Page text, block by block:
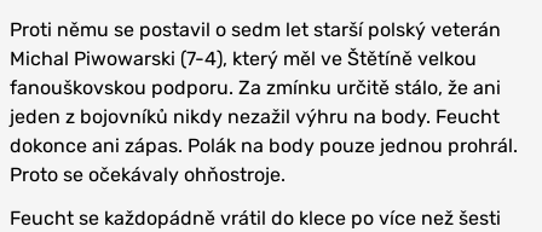
Proti němu se postavil o sedm let starší polský veterán
Michal Piwowarski (7-4), který měl ve Štětíně velkou
fanouškovskou podporu. Za zmínku určitě stálo, že ani
jeden z bojovníků nikdy nezažil výhru na body. Feucht
dokonce ani zápas. Polák na body pouze jednou prohrál.
Proto se očekávaly ohňostroje.
Feucht se každopádně vrátil do klece po více než šesti